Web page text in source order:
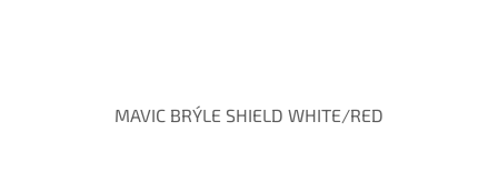
MAVIC BRÝLE SHIELD WHITE/RED